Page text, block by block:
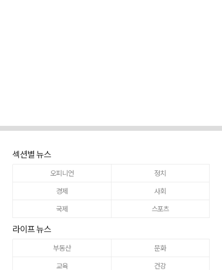
섹션별 뉴스
오피니언
정치
경제
사회
국제
스포츠
라이프 뉴스
부동산
문화
교육
건강